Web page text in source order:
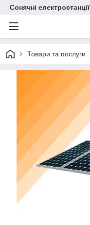
Сонячні електростанції
Товари та послуги